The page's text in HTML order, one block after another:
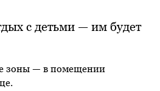
с детьми — им будет
зоны — в помещении